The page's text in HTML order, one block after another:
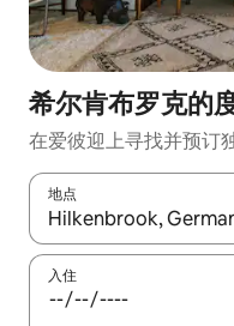
希尔肯布罗克的
在爱彼迎上寻找并预订
地点
如有搜索结果，请使用
入住